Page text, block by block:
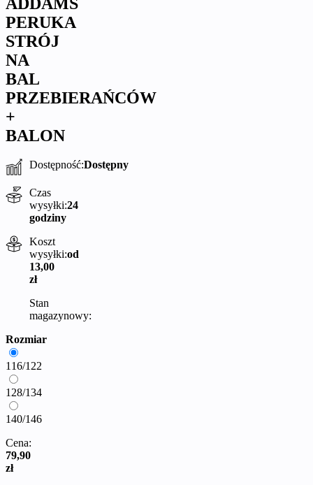
PERUKA
STRÓJ
NA
BAL
PRZEBIERAŃCÓW
+
BALON
Dostępność:Dostępny
Czas
wysyłki:24
godziny
Koszt
wysyłki:od
13,00
zł
Stan
magazynowy:
Rozmiar
116/122
128/134
140/146
Cena:
79,90
zł